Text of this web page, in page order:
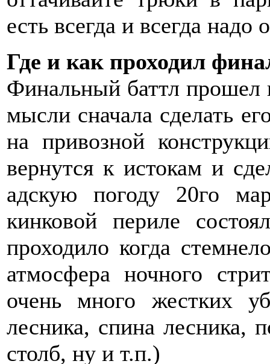
есть всегда и всегда надо
Где и как проходил
Финальный баттл прошел
мысли сначала сделать
на привозной
вернутся к истокам и
адскую погоду 20го
кинковой периле
проходило когда
атмосфера ночного
очень много жестких
лесника, спина лесника,
столб, ну и т.п.)